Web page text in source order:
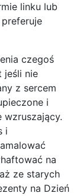
linku lub
czegoś
jeśli nie
z sercem
i
i
na
ze starych
na Dzień